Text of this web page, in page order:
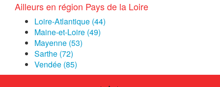
Ailleurs en région Pays de la Loire
Loire-Atlantique (44)
Maine-et-Loire (49)
Mayenne (53)
Sarthe (72)
Vendée (85)